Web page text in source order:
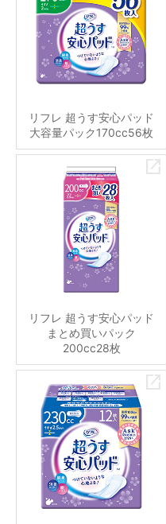
リフレ 超うす安心パッド
大容量パック170cc56枚
リフレ 超うす安心パッド
まとめ買いパック
200cc28枚